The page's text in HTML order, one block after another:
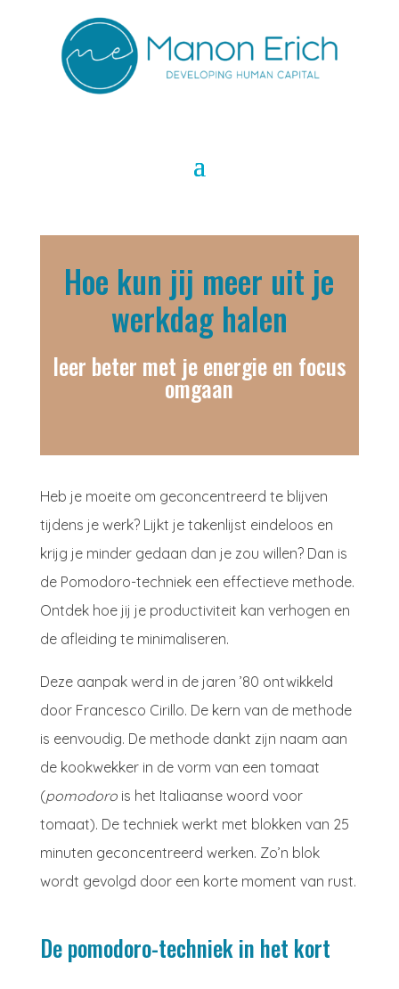
Hoe kun jij meer uit je
werkdag halen
leer beter met je energie en focus
omgaan
Heb je moeite om geconcentreerd te blijven
tijdens je werk? Lijkt je takenlijst eindeloos en
krijg je minder gedaan dan je zou willen? Dan is
de Pomodoro-techniek een effectieve methode.
Ontdek hoe jij je productiviteit kan verhogen en
de afleiding te minimaliseren.
Deze aanpak werd in de jaren ’80 ontwikkeld
door Francesco Cirillo. De kern van de methode
is eenvoudig. De methode dankt zijn naam aan
de kookwekker in de vorm van een tomaat
(pomodorois het Italiaanse woord voor
tomaat). De techniek werkt met blokken van 25
minuten geconcentreerd werken. Zo’n blok
wordt gevolgd door een korte moment van rust.
De pomodoro-techniek in het kort